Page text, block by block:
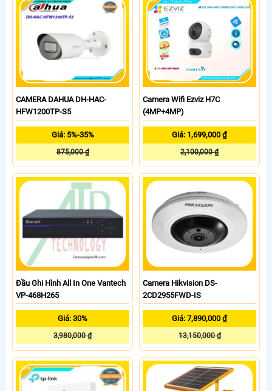
CAMERA DAHUA DH-HAC-
HFW1200TP-S5
Giá: 5%-35%
875,000 ₫
Camera Wifi Ezviz H7C
(4MP+4MP)
Giá: 1,699,000 ₫
2,100,000 ₫
Đầu Ghi Hình All In One Vantech
VP-468H265
Giá: 30%
3,980,000 ₫
Camera Hikvision DS-
2CD2955FWD-IS
Giá: 7,890,000 ₫
13,150,000 ₫